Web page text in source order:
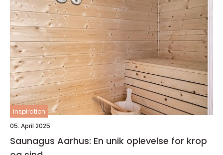
inspiration
05. April 2025
Saunagus Aarhus: En unik oplevelse for krop